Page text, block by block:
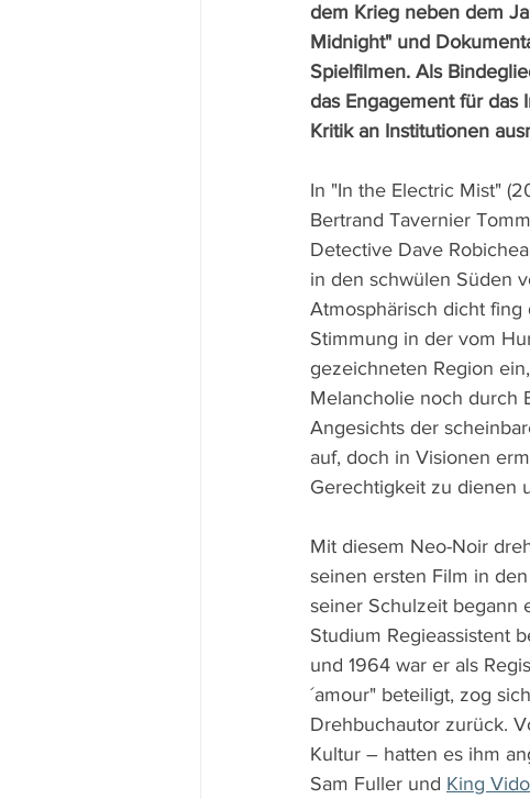
dem Krieg neben dem
Midnight" und
Spielfilmen. Als
das Engagement für das
Kritik an Institutionen
In "In the Electric Mist"
Bertrand Tavernier
Detective Dave
in den schwülen Süden
Atmosphärisch dicht fing
Stimmung in der vom
gezeichneten Region
Melancholie noch durch
Angesichts der
auf, doch in Visionen
Gerechtigkeit zu dienen
Mit diesem Neo-Noir
seinen ersten Film in
seiner Schulzeit begann
Studium Regieassistent
und 1964 war er als
´amour" beteiligt, zog
Drehbuchautor zurück.
Kultur – hatten es ihm
Sam Fuller und King